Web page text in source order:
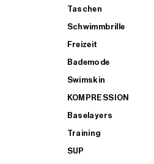
Taschen
Schwimmbrille
Freizeit
Bademode
Swimskin
KOMPRESSION
Baselayers
Training
SUP